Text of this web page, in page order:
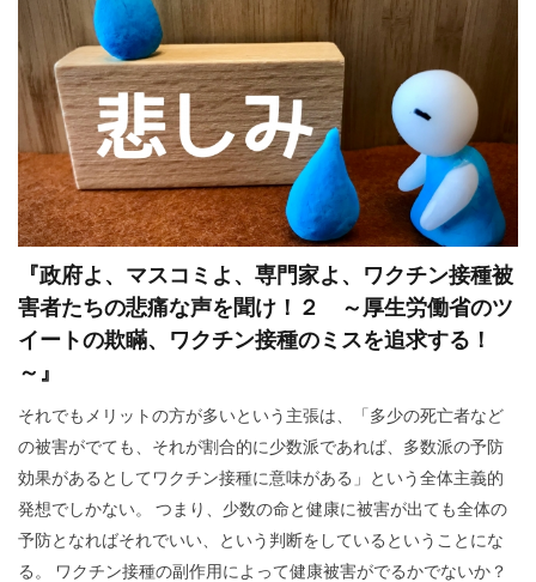
『政府よ、マスコミよ、専門家よ、ワクチン接種被
害者たちの悲痛な声を聞け！２ ～厚生労働省のツ
イートの欺瞞、ワクチン接種のミスを追求する！
～』
それでもメリットの方が多いという主張は、「多少の死亡者など
の被害がでても、それが割合的に少数派であれば、多数派の予防
効果があるとしてワクチン接種に意味がある」という全体主義的
発想でしかない。 つまり、少数の命と健康に被害が出ても全体の
予防となればそれでいい、という判断をしているということにな
る。 ワクチン接種の副作用によって健康被害がでるかでないか？
ギャンブル
キリスト教
キックバック
カール・マルクス
カルト宗教
カルト
カメハメハ大王
カマラ・ハリス
オーストラリア
グローバリズム
オミクロン
エリザベス女王
エリザベス一世
エネルギー攻撃
エシュロン
ウド・ウルフコッテ
ウイルス学者
ウィンザー家
ウィルソン
グローバリスト
グローバル・スタンダード
ジョン・コールマン博士
ダイアナ妃
タヴィストック研究所
セシル一族
セシル・ジョン・ローズ
セシル
スーパーシティ
スマートシティ